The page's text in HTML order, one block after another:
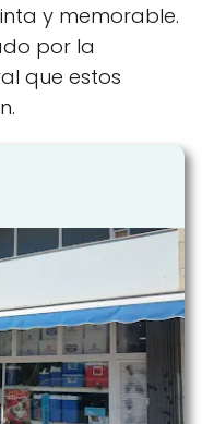
y memorable.
por la
que estos